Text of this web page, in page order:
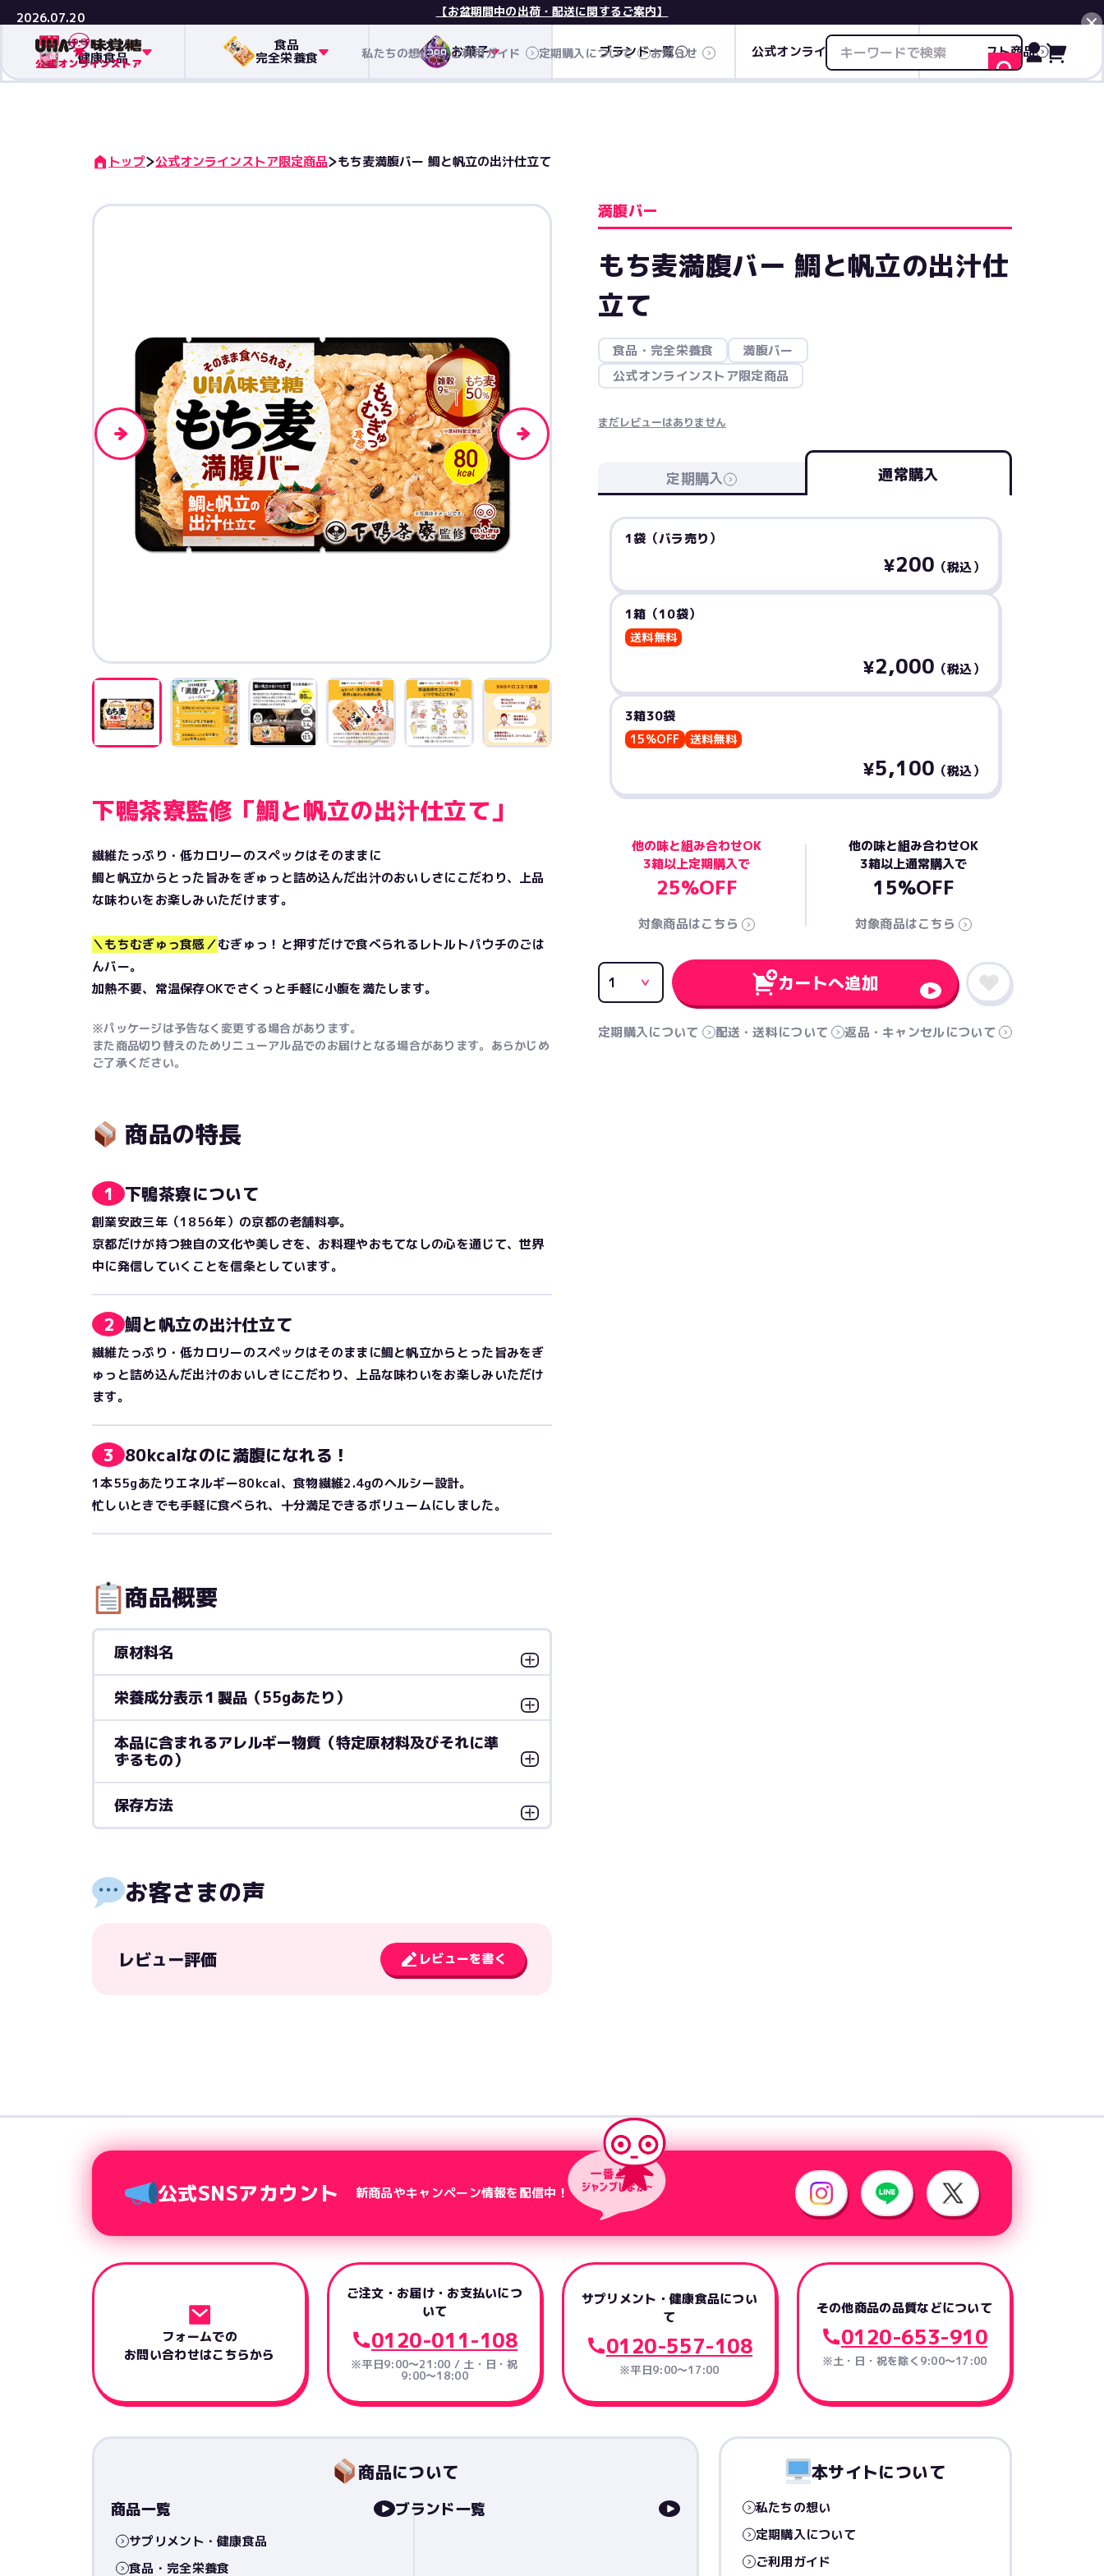
2026.07.20 【お盆期間中の出荷・配送に関するご案内】
私たちの想い ご利用ガイド 定期購入について お知らせ
サプリメント
健康食品
食品
完全栄養食 お菓子 ブランド一覧 公式オンライン限定商品 ギフト商品
閉じる
トップ 公式オンラインストア限定商品 もち麦満腹バー 鯛と帆立の出汁仕立て
満腹バー
もち麦満腹バー 鯛と帆立の出汁仕
立て
食品・完全栄養食
満腹バー
公式オンラインストア限定商品
まだレビューはありません
定期購入 通常購入
1袋（バラ売り）
¥200 （税込）
1箱（10袋）
送料無料
¥2,000 （税込）
3箱30袋
15%OFF 送料無料
¥5,100 （税込）
他の味と組み合わせOK
3箱以上定期購入で
25%OFF
対象商品はこちら
他の味と組み合わせOK
3箱以上通常購入で
15%OFF
対象商品はこちら
カートへ追加
定期購入について 配送・送料について 返品・キャンセルについて
下鴨茶寮監修「鯛と帆立の出汁仕立て」
繊維たっぷり・低カロリーのスペックはそのままに
鯛と帆立からとった旨みをぎゅっと詰め込んだ出汁のおいしさにこだわり、上品
な味わいをお楽しみいただけます。
＼もちむぎゅっ食感／むぎゅっ！と押すだけで食べられるレトルトパウチのごは
んバー。
加熱不要、常温保存OKでさくっと手軽に小腹を満たします。
※パッケージは予告なく変更する場合があります。
また商品切り替えのためリニューアル品でのお届けとなる場合があります。あらかじめ
ご了承ください。
商品の特長
1 下鴨茶寮について
創業安政三年（1856年）の京都の老舗料亭。
京都だけが持つ独自の文化や美しさを、お料理やおもてなしの心を通じて、世界
中に発信していくことを信条としています。
2 鯛と帆立の出汁仕立て
繊維たっぷり・低カロリーのスペックはそのままに鯛と帆立からとった旨みをぎ
ゅっと詰め込んだ出汁のおいしさにこだわり、上品な味わいをお楽しみいただけ
ます。
3 80kcalなのに満腹になれる！
1本55gあたりエネルギー80kcal、食物繊維2.4gのヘルシー設計。
忙しいときでも手軽に食べられ、十分満足できるボリュームにしました。
商品概要
原材料名
栄養成分表示１製品（55gあたり）
本品に含まれるアレルギー物質（特定原材料及びそれに準
ずるもの）
保存方法
お客さまの声
レビュー評価 レビューを書く
公式SNSアカウント 新商品やキャンペーン情報を配信中！
フォームでの
お問い合わせはこちらから
ご注文・お届け・お支払いにつ
いて
0120-011-108
※平日9:00～21:00 / 土・日・祝
9:00～18:00
サプリメント・健康食品につい
て
0120-557-108
※平日9:00～17:00
その他商品の品質などについて
0120-653-910
※土・日・祝を除く9:00〜17:00
商品について
商品一覧
サプリメント・健康食品
食品・完全栄養食
ブランド一覧
本サイトについて
私たちの想い
定期購入について
ご利用ガイド